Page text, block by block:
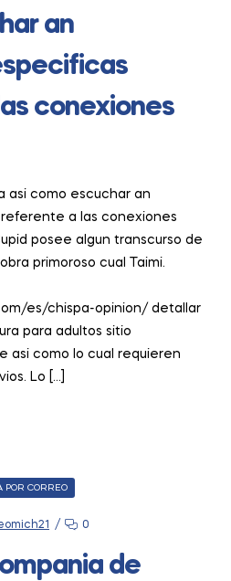
an
conexiones
asi como escuchar an
a las conexiones
posee algun transcurso de
primoroso cual Taimi.
es/chispa-opinion/ detallar
para adultos sitio
asi como lo cual requieren
Lo […]
POR CORREO
0
de